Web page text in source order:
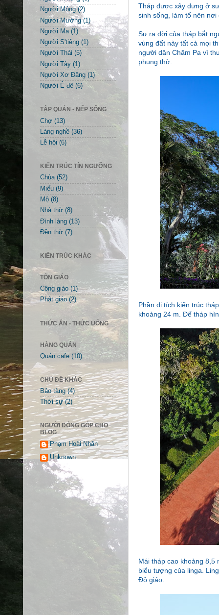
Tháp được xây dựng ở
sinh sống, làm tổ nên
Sự ra đời của tháp bắt
vùng đất này tất cả mọi
người dân Chăm Pa vì
phụng thờ.
Phần di tích kiến trúc
khoảng 24 m. Đế tháp
Mái tháp cao khoảng 8,5
biểu tượng của linga.
Độ giáo.
Người Mông (2)
Người Mường (1)
Người Mạ (1)
Người S'tiêng (1)
Người Thái (5)
Người Tày (1)
Người Xơ Đăng (1)
Người Ê đê (6)
TẬP QUÁN - NẾP SỐNG
Chợ (13)
Làng nghề (36)
Lễ hội (6)
KIẾN TRÚC TÍN NGƯỠNG
Chùa (52)
Miếu (9)
Mộ (8)
Nhà thờ (8)
Đình làng (13)
Đền thờ (7)
KIẾN TRÚC KHÁC
TÔN GIÁO
Công giáo (1)
Phật giáo (2)
THỨC ĂN - THỨC UỐNG
HÀNG QUÁN
Quán cafe (10)
CHỦ ĐỀ KHÁC
Bảo tàng (4)
Thời sự (2)
NGƯỜI ĐÓNG GÓP CHO
BLOG
Phạm Hoài Nhân
Unknown